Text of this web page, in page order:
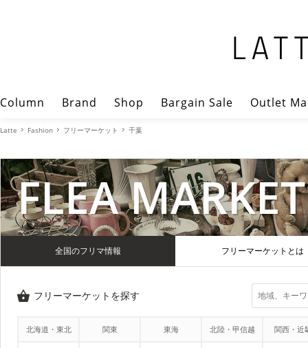
Column Brand Shop Bargain Sale Outlet
Latte Fashion フリーマーケット 千葉
FLEA MARKET
全国のフリマ情報 フリーマーケットとは
フリーマーケットを探す
北海道・東北 関東 東海 北陸・甲信越 関西・近